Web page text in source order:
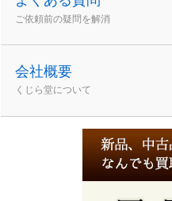
ご依頼前の疑問を解消
会社概要
くじら堂について